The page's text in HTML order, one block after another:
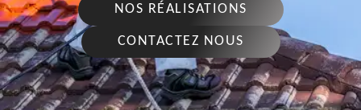
NOS RÉALISATIONS
CONTACTEZ NOUS